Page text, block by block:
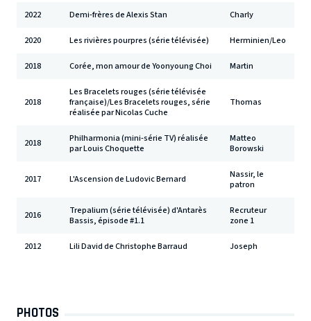
2022 Demi-frères de Alexis Stan Charly
2020 Les rivières pourpres (série télévisée) Herminien/Leo
2018 Corée, mon amour de Yoonyoung Choi Martin
2018
Les Bracelets rouges (série télévisée
française)/Les Bracelets rouges, série
réalisée par Nicolas Cuche
Thomas
2018
Philharmonia (mini-série TV) réalisée
par Louis Choquette
Matteo
Borowski
2017 L'Ascension de Ludovic Bernard
Nassir, le
patron
2016
Trepalium (série télévisée) d'Antarès
Bassis, épisode #1.1
Recruteur
zone 1
2012 Lili David de Christophe Barraud Joseph
PHOTOS